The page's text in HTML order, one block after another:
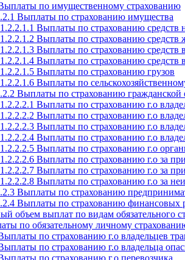
по имущественному страхованию
Выплаты по страхованию имущества
Выплаты по страхованию средств
Выплаты по страхованию средств
Выплаты по страхованию средств
Выплаты по страхованию средств
Выплаты по страхованию грузов
Выплаты по
Выплаты по страхованию гражданской
Выплаты по страхованию г.о
Выплаты по страхованию г.о
Выплаты по страхованию г.о
Выплаты по страхованию г.о
Выплаты по страхованию г.о
Выплаты по страхованию г.о за
Выплаты по страхованию г.о за
Выплаты по страхованию г.о за
Выплаты по страхованию
Выплаты по страхованию финансовых
объем выплат по видам обязательного
по обязательному личному
по страхованию г.о владельцев
по страхованию г.о владельца
по страхованию г.о перевозчика